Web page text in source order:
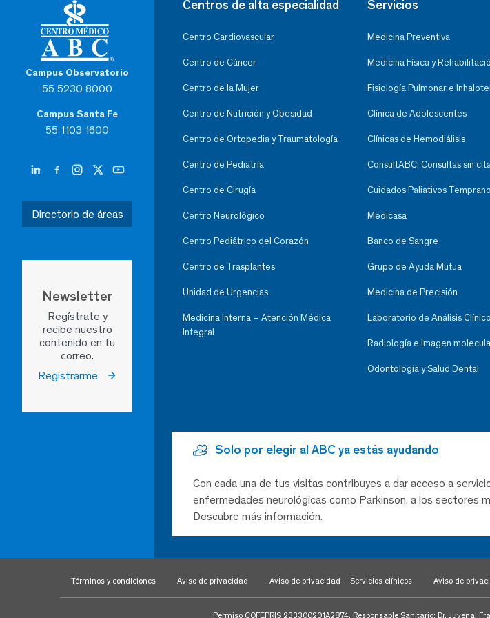
Campus Observatorio
55 5230 8000
Campus Santa Fe
55 1103 1600
Directorio de áreas
Newsletter
Regístrate y
recibe nuestro
contenido en tu
correo.
Registrarme
Centros de alta especialidad
Centro Cardiovascular
Centro de Cáncer
Centro de la Mujer
Centro de Nutrición y Obesidad
Centro de Ortopedia y Traumatología
Centro de Pediatría
Centro de Cirugía
Centro Neurológico
Centro Pediátrico del Corazón
Centro de Trasplantes
Unidad de Urgencias
Medicina Interna – Atención Médica
Integral
Servicios
Medicina Preventiva
Medicina Física y
Fisiología Pulmonar e
Clínica de Adolescentes
Clínicas de Hemodiálisis
ConsultABC: Consultas sin
Cuidados Paliativos
Medicasa
Banco de Sangre
Grupo de Ayuda Mutua
Medicina de Precisión
Laboratorio de Análisis
Radiología e Imagen
Odontología y Salud Dental
Solo por elegir al ABC ya estás ayudando
Con cada una de tus visitas contribuyes a dar acceso a
enfermedades neurológicas como Parkinson, a los sectores
Descubre más información.
Términos y condiciones Aviso de privacidad Aviso de privacidad – Servicios clínicos Aviso de
Permiso COFEPRIS 233300201A2874. Responsable Sanitario: Dr. Juvenal